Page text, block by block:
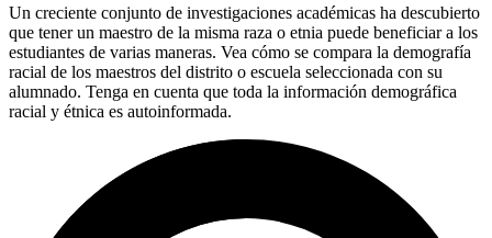
Un creciente conjunto de investigaciones académicas ha descubierto
que tener un maestro de la misma raza o etnia puede beneficiar a los
estudiantes de varias maneras. Vea cómo se compara la demografía
racial de los maestros del distrito o escuela seleccionada con su
alumnado. Tenga en cuenta que toda la información demográfica
racial y étnica es autoinformada.